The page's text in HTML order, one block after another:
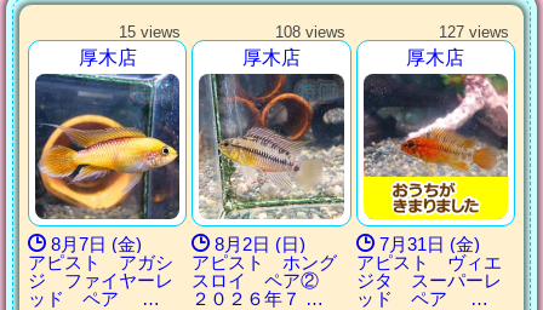
15 views
厚木店
8月7日 (金)
アピスト アガシ
ジ ファイヤーレ
ッド ペア …
108 views
厚木店
8月2日 (日)
アピスト ホング
スロイ ペア②
２０２６年７ …
127 views
厚木店
7月31日 (金)
アピスト ヴィエ
ジタ スーパーレ
ッド ペア …